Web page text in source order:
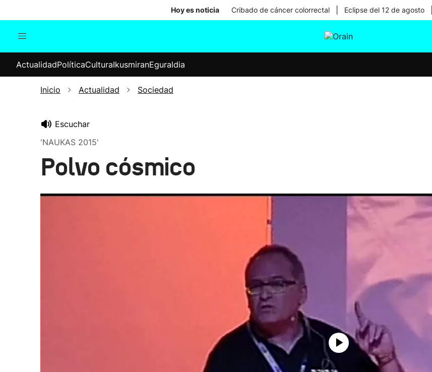
Hoy es noticia Cribado de cáncer colorrectal Eclipse del 12 de agosto
Internacional
Elecciones
ActualidadPolíticaCulturaIkusmiranEguraldia
Inicio Actualidad Sociedad
Escuchar
'NAUKAS 2015'
Polvo cósmico